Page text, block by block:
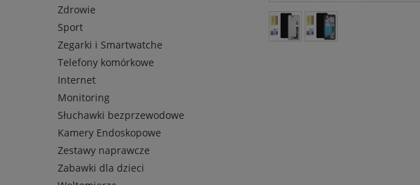
Zdrowie
Sport
Zegarki i Smartwatche
Telefony komórkowe
Internet
Monitoring
Słuchawki bezprzewodowe
Kamery Endoskopowe
Zestawy naprawcze
Zabawki dla dzieci